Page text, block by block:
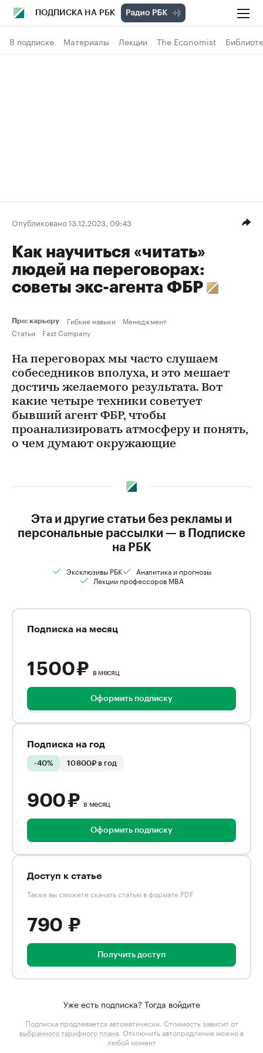
ПОДПИСКА НА РБК
В подписке Материалы Лекции The Economist
Опубликовано 13.12.2023, 09:43
Как научиться «читать»
людей на переговорах:
советы экс-агента ФБР
Про: карьеру Гибкие навыки
Менеджмент
Статьи
Fast Company
На переговорах мы часто слушаем
собеседников вполуха, и это мешает
достичь желаемого результата. Вот
какие четыре техники советует
бывший агент ФБР, чтобы
проанализировать атмосферу и понять,
о чем думают окружающие
Эта и другие статьи без рекламы и
персональные рассылки — в Подписке
на РБК
Эксклюзивы РБК
Аналитика и прогнозы
Лекции профессоров MBA
Подписка на месяц
1 500 ₽ в месяц
Оформить подписку
Подписка на год
-40% 10 800₽ в год
900 ₽ в месяц
Оформить подписку
Доступ к статье
Также вы сможете скачать статью в формате PDF
790 ₽
Получить доступ
Уже есть подписка? Тогда войдите
Подписка продлевается автоматически. Стоимость зависит от
выбранного тарифного плана . Отключить автопродление можно в
любой момент